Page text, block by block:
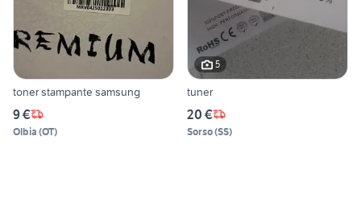
toner stampante samsung
9 €
Olbia (OT)
5
tuner
20 €
Sorso(SS)